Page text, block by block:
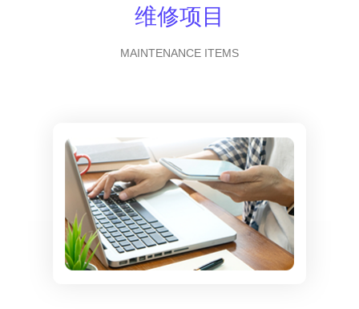
维修项目
MAINTENANCE ITEMS